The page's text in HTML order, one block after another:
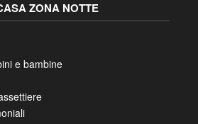
ZONA NOTTE
e bambine